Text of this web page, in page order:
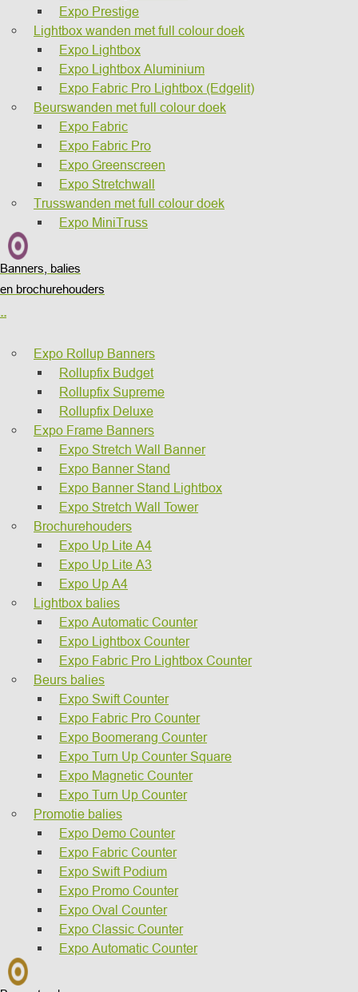
Expo Prestige
Lightbox wanden met full colour doek
Expo Lightbox
Expo Lightbox Aluminium
Expo Fabric Pro Lightbox (Edgelit)
Beurswanden met full colour doek
Expo Fabric
Expo Fabric Pro
Expo Greenscreen
Expo Stretchwall
Trusswanden met full colour doek
Expo MiniTruss
Banners, balies
en brochurehouders
..
Expo Rollup Banners
Rollupfix Budget
Rollupfix Supreme
Rollupfix Deluxe
Expo Frame Banners
Expo Stretch Wall Banner
Expo Banner Stand
Expo Banner Stand Lightbox
Expo Stretch Wall Tower
Brochurehouders
Expo Up Lite A4
Expo Up Lite A3
Expo Up A4
Lightbox balies
Expo Automatic Counter
Expo Lightbox Counter
Expo Fabric Pro Lightbox Counter
Beurs balies
Expo Swift Counter
Expo Fabric Pro Counter
Expo Boomerang Counter
Expo Turn Up Counter Square
Expo Magnetic Counter
Expo Turn Up Counter
Promotie balies
Expo Demo Counter
Expo Fabric Counter
Expo Swift Podium
Expo Promo Counter
Expo Oval Counter
Expo Classic Counter
Expo Automatic Counter